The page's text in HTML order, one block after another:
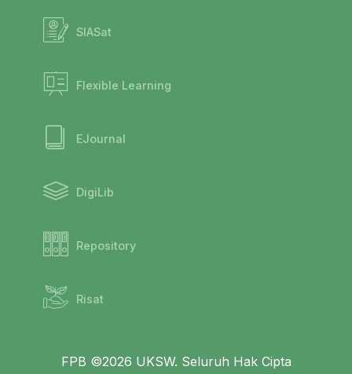
SIASat
Flexible Learning
EJournal
DigiLib
Repository
Risat
FPB ©2026 UKSW. Seluruh Hak Cipta